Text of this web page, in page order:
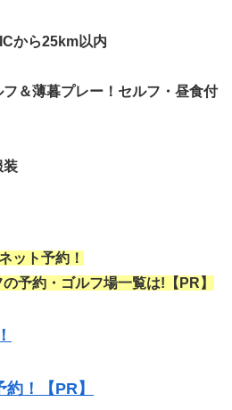
から25km以内
＆薄暮プレー！セルフ・昼食付
装
ット予約！
予約・ゴルフ場一覧は!【PR】
！【PR】